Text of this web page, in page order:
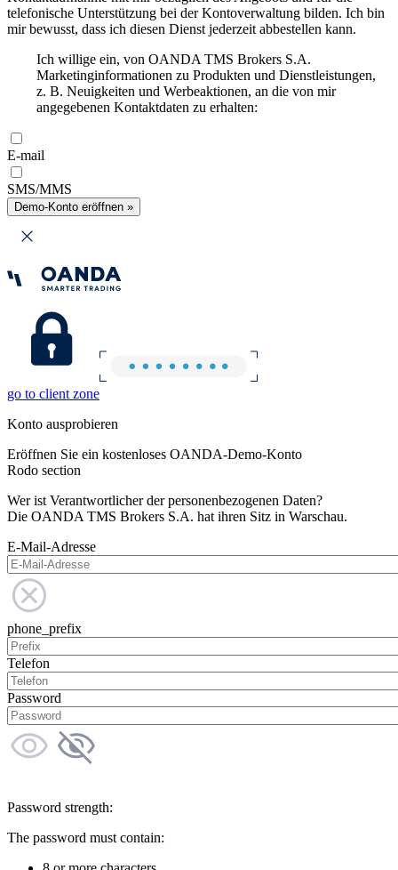
telefonische Unterstützung bei der Kontoverwaltung bilden. Ich bin
mir bewusst, dass ich diesen Dienst jederzeit abbestellen kann.
Ich willige ein, von OANDA TMS Brokers S.A.
Marketinginformationen zu Produkten und Dienstleistungen,
z. B. Neuigkeiten und Werbeaktionen, an die von mir
angegebenen Kontaktdaten zu erhalten:
E-mail
SMS/MMS
Demo-Konto eröffnen »
go to client zone
Konto ausprobieren
Eröffnen Sie ein kostenloses OANDA-Demo-Konto
Rodo section
Wer ist Verantwortlicher der personenbezogenen Daten?
Die OANDA TMS Brokers S.A. hat ihren Sitz in Warschau.
E-Mail-Adresse
phone_prefix
Telefon
Password
Password strength:
The password must contain: